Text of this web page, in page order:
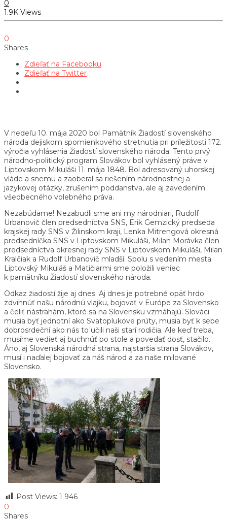
0
1.9K Views
0
Shares
Zdieľať na Facebooku
Zdieľať na Twitter
V nedeľu 10. mája 2020 bol Pamätník Žiadostí slovenského
národa dejiskom spomienkového stretnutia pri príležitosti 172.
výročia vyhlásenia Žiadostí slovenského národa. Tento prvý
národno-politický program Slovákov bol vyhlásený práve v
Liptovskom Mikuláši 11. mája 1848. Bol adresovaný uhorskej
vláde a snemu a zaoberal sa riešením národnostnej a
jazykovej otázky, zrušením poddanstva, ale aj zavedením
všeobecného volebného práva.
Nezabúdame! Nezabudli sme ani my národniari, Rudolf
Urbanovič člen predsedníctva SNS, Erik Gemzický predseda
krajskej rady SNS v Žilinskom kraji, Lenka Mitrengová okresná
predsedníčka SNS v Liptovskom Mikuláši, Milan Morávka člen
predsedníctva okresnej rady SNS v Liptovskom Mikuláši, Milan
Kralčiak a Rudolf Urbanovič mladší. Spolu s vedením mesta
Liptovský Mikuláš a Matičiarmi sme položili veniec
k pamätníku Žiadostí slovenského národa.
Odkaz žiadostí žije aj dnes. Aj dnes je potrebné opäť hrdo
zdvihnúť našu národnú vlajku, bojovať v Európe za Slovensko
a čeliť nástrahám, ktoré sa na Slovensku vzmáhajú. Slováci
musia byť jednotní ako Svätoplukove prúty, musia byť k sebe
dobrosrdeční ako nás to učili naši starí rodičia. Ale keď treba,
musíme vedieť aj buchnúť po stole a povedať dosť, stačilo.
Áno, aj Slovenská národná strana, najstaršia strana Slovákov,
musí i naďalej bojovať za náš národ a za naše milované
Slovensko.
Post Views: 1 946
0
Shares